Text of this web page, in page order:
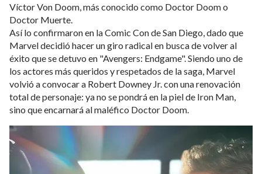
Víctor Von Doom, más conocido como Doctor Doom o
Doctor Muerte.
Así lo confirmaron en la Comic Con de San Diego, dado que
Marvel decidió hacer un giro radical en busca de volver al
éxito que se detuvo en "Avengers: Endgame". Siendo uno de
los actores más queridos y respetados de la saga, Marvel
volvió a convocar a Robert Downey Jr. con una renovación
total de personaje: ya no se pondrá en la piel de Iron Man,
sino que encarnará al maléfico Doctor Doom.